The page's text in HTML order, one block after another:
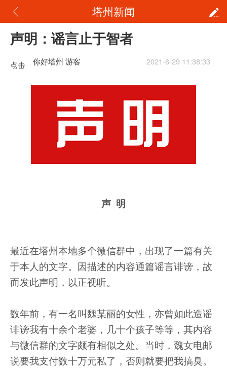
塔州新闻
声明：谣言止于智者
点击
你好塔州 游客 2021-6-29 11:38:33
声 明
最近在塔州本地多个微信群中，出现了一篇有关
于本人的文字。因描述的内容通篇谣言诽谤，故
而发此声明，以正视听。
数年前，有一名叫魏某丽的女性，亦曾如此造谣
诽谤我有十余个老婆，几十个孩子等等，其内容
与微信群的文字颇有相似之处。当时，魏女电邮
说要我支付数十万元私了，否则就要把我搞臭。